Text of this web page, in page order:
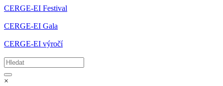
CERGE-EI Festival
CERGE-EI Gala
CERGE-EI výročí
×